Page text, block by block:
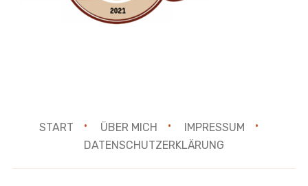
START ÜBER MICH
IMPRESSUM
DATENSCHUTZERKLÄRUNG